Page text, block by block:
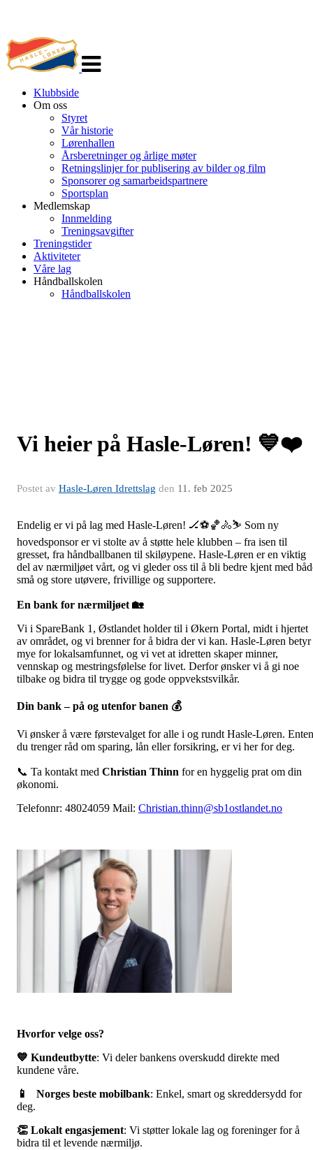
navigasjon
Klubbside
Om oss
Styret
Vår historie
Lørenhallen
Årsberetninger og årlige møter
Retningslinjer for publisering av bilder og film
Sponsorer og samarbeidspartnere
Sportsplan
Medlemskap
Innmelding
Treningsavgifter
Treningstider
Aktiviteter
Våre lag
Håndballskolen
Håndballskolen
Vi heier på Hasle-Løren! 💙❤️
Postet av Hasle-Løren Idrettslag den 11. feb 2025
Endelig er vi på lag med Hasle-Løren! 🏒⚽🏀🚴⛷️ Som ny
hovedsponsor er vi stolte av å støtte hele klubben – fra isen til
gresset, fra håndballbanen til skiløypene. Hasle-Løren er en viktig
del av nærmiljøet vårt, og vi gleder oss til å bli bedre kjent med
små og store utøvere, frivillige og supportere.
En bank for nærmiljøet 🏡
Vi i SpareBank 1, Østlandet holder til i Økern Portal, midt i hjertet
av området, og vi brenner for å bidra der vi kan. Hasle-Løren betyr
mye for lokalsamfunnet, og vi vet at idretten skaper minner,
vennskap og mestringsfølelse for livet. Derfor ønsker vi å gi noe
tilbake og bidra til trygge og gode oppvekstsvilkår.
Din bank – på og utenfor banen 💰
Vi ønsker å være førstevalget for alle i og rundt Hasle-Løren. Enten
du trenger råd om sparing, lån eller forsikring, er vi her for deg.
📞 Ta kontakt med Christian Thinn for en hyggelig prat om din
økonomi.
Telefonnr: 48024059 Mail: Christian.thinn@sb1ostlandet.no
Hvorfor velge oss?
💙 Kundeutbytte: Vi deler bankens overskudd direkte med
kundene våre.
📱 Norges beste mobilbank: Enkel, smart og skreddersydd for
deg.
👏 Lokalt engasjement: Vi støtter lokale lag og foreninger for å
bidra til et levende nærmiljø.